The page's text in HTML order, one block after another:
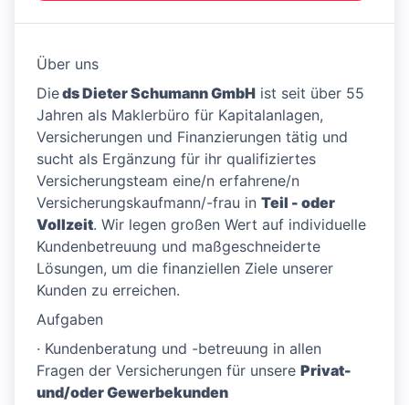
Über uns
Dieds Dieter Schumann GmbH ist seit über 55
Jahren als Maklerbüro für Kapitalanlagen,
Versicherungen und Finanzierungen tätig und
sucht als Ergänzung für ihr qualifiziertes
Versicherungsteam eine/n erfahrene/n
Versicherungskaufmann/-frau in Teil - oder
Vollzeit. Wir legen großen Wert auf individuelle
Kundenbetreuung und maßgeschneiderte
Lösungen, um die finanziellen Ziele unserer
Kunden zu erreichen.
Aufgaben
· Kundenberatung und -betreuung in allen
Fragen der Versicherungen für unsere Privat-
und/oder Gewerbekunden